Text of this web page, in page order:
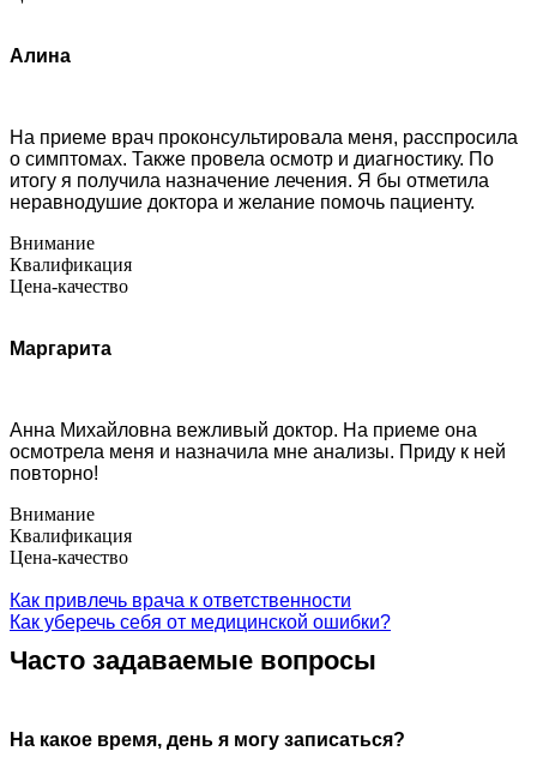
Алина
На приеме врач проконсультировала меня, расспросила
о симптомах. Также провела осмотр и диагностику. По
итогу я получила назначение лечения. Я бы отметила
неравнодушие доктора и желание помочь пациенту.
Внимание
Квалификация
Цена-качество
Маргарита
Анна Михайловна вежливый доктор. На приеме она
осмотрела меня и назначила мне анализы. Приду к ней
повторно!
Внимание
Квалификация
Цена-качество
Как привлечь врача к ответственности
Как уберечь себя от медицинской ошибки?
Часто задаваемые вопросы
На какое время, день я могу записаться?